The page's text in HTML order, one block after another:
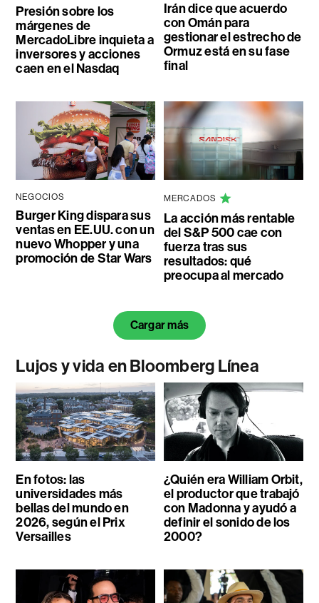
Presión sobre los
márgenes de
MercadoLibre inquieta a
inversores y acciones
caen en el Nasdaq
Irán dice que acuerdo
con Omán para
gestionar el estrecho de
Ormuz está en su fase
final
NEGOCIOS
Burger King dispara sus
ventas en EE.UU. con un
nuevo Whopper y una
promoción de Star Wars
MERCADOS
La acción más rentable
del S&P 500 cae con
fuerza tras sus
resultados: qué
preocupa al mercado
Cargar más
Lujos y vida en Bloomberg Línea
En fotos: las
universidades más
bellas del mundo en
2026, según el Prix
Versailles
¿Quién era William Orbit,
el productor que trabajó
con Madonna y ayudó a
definir el sonido de los
2000?